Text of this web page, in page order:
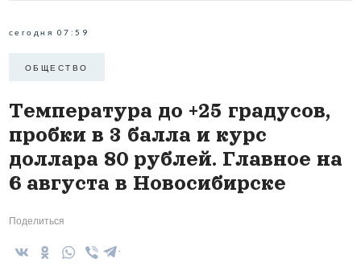
сегодня 07:59
ОБЩЕСТВО
Температура до +25 градусов,
пробки в 3 балла и курс
доллара 80 рублей. Главное на
6 августа в Новосибирске
Поделиться